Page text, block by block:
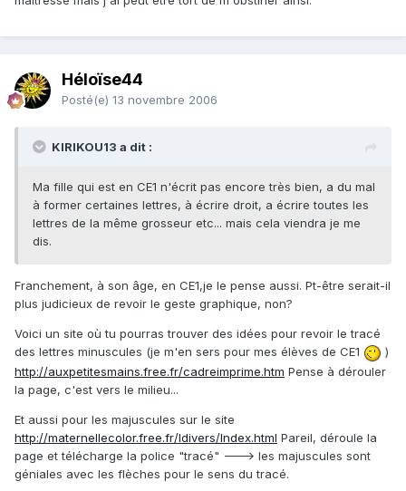
Héloïse44
Posté(e) 13 novembre 2006
KIRIKOU13 a dit :
Ma fille qui est en CE1 n'écrit pas encore très bien, a du mal
à former certaines lettres, à écrire droit, a écrire toutes les
lettres de la même grosseur etc... mais cela viendra je me
dis.
Franchement, à son âge, en CE1,je le pense aussi. Pt-être serait-il
plus judicieux de revoir le geste graphique, non?
Voici un site où tu pourras trouver des idées pour revoir le tracé
des lettres minuscules (je m'en sers pour mes élèves de CE1
)
http://auxpetitesmains.free.fr/cadreimprime.htm Pense à dérouler
la page, c'est vers le milieu...
Et aussi pour les majuscules sur le site
http://maternellecolor.free.fr/ldivers/Index.html Pareil, déroule la
page et télécharge la police "tracé" ---> les majuscules sont
géniales avec les flèches pour le sens du tracé.